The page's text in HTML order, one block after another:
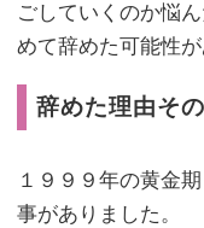
ごしていくのか悩
めて辞めた可能性が
辞めた理由そ
１９９９年の黄金
事がありました。